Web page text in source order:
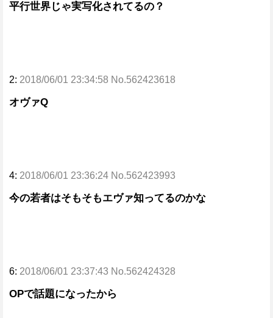
平行世界じゃ実写化されてるの？
2: 2018/06/01 23:34:58 No.562423618
オヴァQ
4: 2018/06/01 23:36:24 No.562423993
今の若者はそもそもエヴァ知ってるのかな
6: 2018/06/01 23:37:43 No.562424328
OPで話題になったから